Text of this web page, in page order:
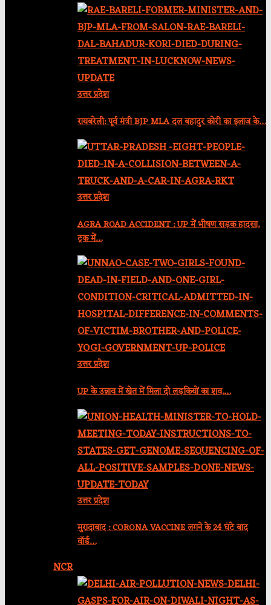
उत्तर प्रदेश
रायबरेली: पूर्व मंत्री BJP MLA दल बहादुर कोरी का इलाज के…
उत्तर प्रदेश
AGRA ROAD ACCIDENT : UP में भीषण सड़क हादसा,
ट्रक में…
उत्तर प्रदेश
UP के उन्नाव में खेत में मिला दो लड़कियों का शव,…
उत्तर प्रदेश
मुरादाबाद : CORONA VACCINE लगने के 24 घंटे बाद
वॉर्ड…
NCR